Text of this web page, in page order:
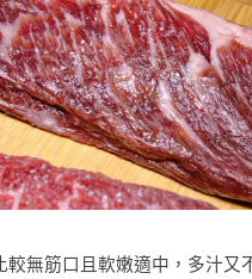
較無筋口且軟嫩適中，多汁又